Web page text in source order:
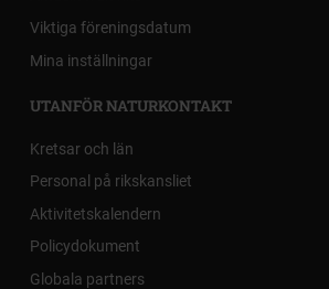
Viktiga föreningsdatum
Mina inställningar
UTANFÖR NATURKONTAKT
Kretsar och län
Personal på rikskansliet
Aktivitetskalendern
Policydokument
Globala partners